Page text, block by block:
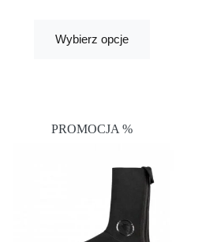
Wybierz opcje
PROMOCJA %